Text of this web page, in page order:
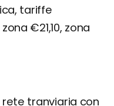
tariffe
€21,10, zona
tranviaria con